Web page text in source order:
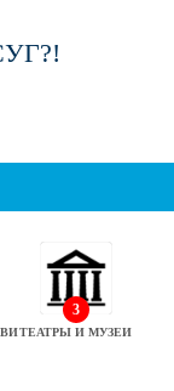
3
ТЕАТРЫ И МУЗЕИ